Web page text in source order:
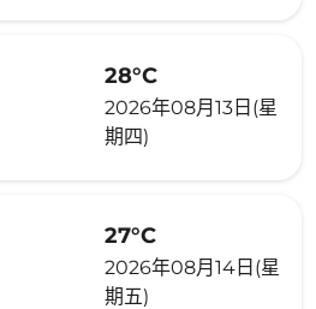
28°C
2026年08月13日(星
期四)
27°C
2026年08月14日(星
期五)